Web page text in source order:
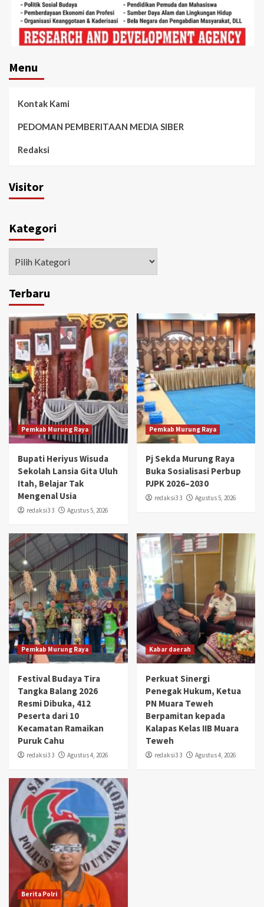
Menu
Kontak Kami
PEDOMAN PEMBERITAAN MEDIA SIBER
Redaksi
Visitor
Kategori
Terbaru
Pemkab Murung Raya
Bupati Heriyus Wisuda
Sekolah Lansia Gita Uluh
Itah, Belajar Tak
Mengenal Usia
redaksi3 3 Agustus 5, 2026
Pemkab Murung Raya
Pj Sekda Murung Raya
Buka Sosialisasi Perbup
PJPK 2026–2030
redaksi3 3 Agustus 5, 2026
Pemkab Murung Raya
Festival Budaya Tira
Tangka Balang 2026
Resmi Dibuka, 412
Peserta dari 10
Kecamatan Ramaikan
Puruk Cahu
redaksi3 3 Agustus 4, 2026
Kabar daerah
Perkuat Sinergi
Penegak Hukum, Ketua
PN Muara Teweh
Berpamitan kepada
Kalapas Kelas IIB Muara
Teweh
redaksi3 3 Agustus 4, 2026
Berita Polri